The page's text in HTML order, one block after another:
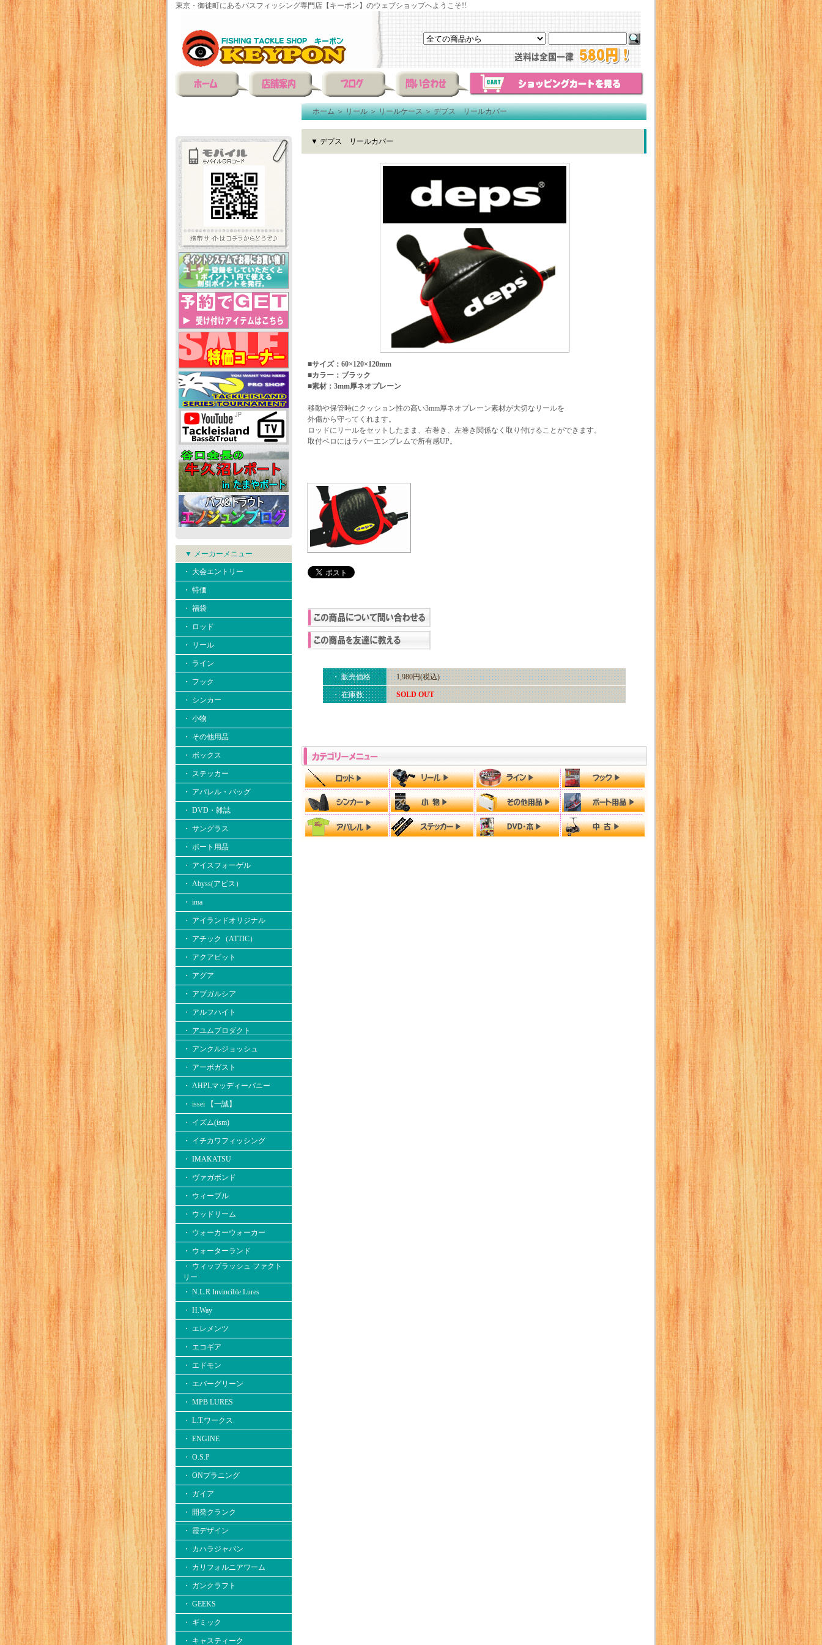
東京・御徒町にあるバスフィッシング専門店【キーポン】のウェブショップへようこそ!!
▼ メーカーメニュー
・ 大会エントリー
・ 特価
・ 福袋
・ ロッド
・ リール
・ ライン
・ フック
・ シンカー
・ 小物
・ その他用品
・ ボックス
・ ステッカー
・ アパレル・バッグ
・ DVD・雑誌
・ サングラス
・ ボート用品
・ アイスフォーゲル
・ Abyss(アビス）
・ ima
・ アイランドオリジナル
・ アチック（ATTIC）
・ アクアビット
・ アグア
・ アブガルシア
・ アルフハイト
・ アユムプロダクト
・ アンクルジョッシュ
・ アーボガスト
・ AHPLマッディーバニー
・ issei 【一誠】
・ イズム(ism)
・ イチカワフィッシング
・ IMAKATSU
・ ヴァガボンド
・ ウィーブル
・ ウッドリーム
・ ウォーカーウォーカー
・ ウォーターランド
・ ウィップラッシュ ファクト
リー
・ N.L.R Invincible Lures
・ H.Way
・ エレメンツ
・ エコギア
・ エドモン
・ エバーグリーン
・ MPB LURES
・ L.T.ワークス
・ ENGINE
・ O.S.P
・ ONプラニング
・ ガイア
・ 開発クランク
・ 霞デザイン
・ カハラジャパン
・ カリフォルニアワーム
・ ガンクラフト
・ GEEKS
・ ギミック
・ キャスティーク
ホーム＞リール＞リールケース＞デプス リールカバー
▼ デプス リールカバー
■サイズ：60×120×120mm
■カラー：ブラック
■素材：3mm厚ネオプレーン
移動や保管時にクッション性の高い3mm厚ネオプレーン素材が大切なリールを
外傷から守ってくれます。
ロッドにリールをセットしたまま、右巻き、左巻き関係なく取り付けることができます。
取付ベロにはラバーエンブレムで所有感UP。
・ 販売価格 1,980円(税込)
・ 在庫数 SOLD OUT